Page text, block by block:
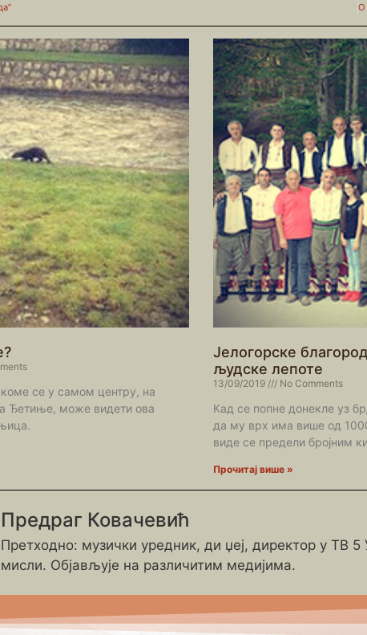
се у самом центру, на
Ђетиње, може видети ова
Јелогорске
људске лепоте
13/09/2019 No Comments
Кад се попне донекле уз
да му врх има више од
виде се предели бројним
Прочитај више »
Предраг Ковачевић
Претходно: музички уредник, ди џеј, директор у ТВ
мисли. Објављује на различитим медијима.